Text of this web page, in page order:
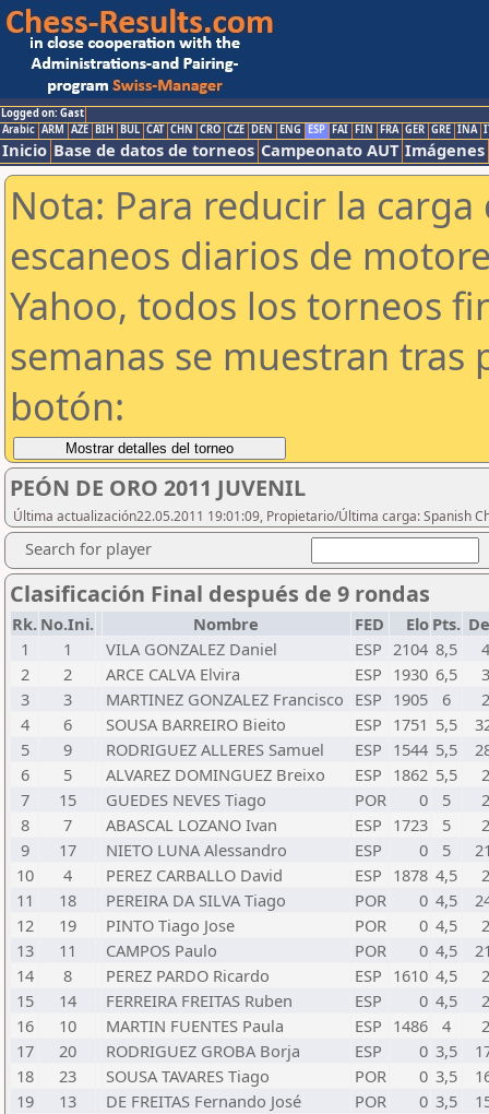
Logged on: Gast
Arabic ARM AZE BIH BUL CAT CHN CRO CZE DEN ENG ESP FAI FIN FRA GER GRE INA
Inicio Base de datos de torneos Campeonato AUT Imágenes
Nota: Para reducir la
escaneos diarios de
Yahoo, todos los torneos
semanas se muestran tras
botón:
PEÓN DE ORO 2011 JUVENIL
Última actualización22.05.2011 19:01:09, Propietario/Última carga: Spanish
Search for player
Clasificación Final después de 9 rondas
Rk. No.Ini. Nombre FED Elo Pts.
1
1 VILA GONZALEZ Daniel ESP 2104 8,5
2
2 ARCE CALVA Elvira ESP 1930 6,5
3
3 MARTINEZ GONZALEZ Francisco ESP 1905 6
4
6 SOUSA BARREIRO Bieito ESP 1751 5,5
5
9 RODRIGUEZ ALLERES Samuel ESP 1544 5,5
6
5 ALVAREZ DOMINGUEZ Breixo ESP 1862 5,5
7
15 GUEDES NEVES Tiago POR 0 5
8
7 ABASCAL LOZANO Ivan ESP 1723 5
9
17 NIETO LUNA Alessandro ESP 0 5
10
4 PEREZ CARBALLO David ESP 1878 4,5
11
18 PEREIRA DA SILVA Tiago POR 0 4,5
12
19 PINTO Tiago Jose POR 0 4,5
13
11 CAMPOS Paulo POR 0 4,5
14
8 PEREZ PARDO Ricardo ESP 1610 4,5
15
14 FERREIRA FREITAS Ruben ESP 0 4,5
16
10 MARTIN FUENTES Paula ESP 1486 4
17
20 RODRIGUEZ GROBA Borja ESP 0 3,5
18
23 SOUSA TAVARES Tiago POR 0 3,5
19
13 DE FREITAS Fernando José POR 0 3,5